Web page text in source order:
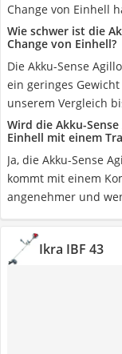
Change von Einhell
Wie schwer ist die
Change von Einhell?
Die Akku-Sense
ein geringes
unserem Vergleich
Wird die Akku-
Einhell mit einem
Ja, die Akku-Sense
kommt mit einem
angenehmer und
Ikra IBF 43